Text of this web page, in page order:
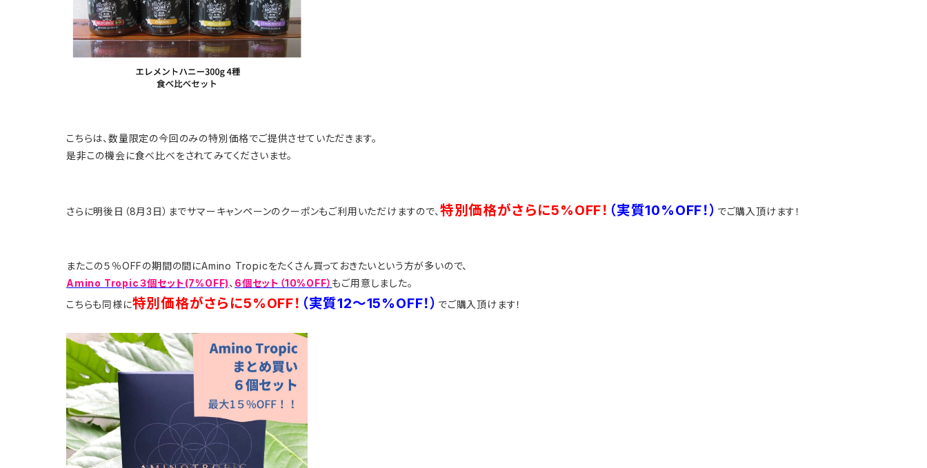
こちらは、数量限定の今回のみの特別価格でご提供させていただきます。
是非この機会に食べ比べをされてみてくださいませ。
さらに明後日（8月3日）までサマーキャンペーンのクーポンもご利用いただけますので、 特別価格がさらに5%OFF！ （実質10%OFF！） でご購入頂けます！
またこの５％OFFの期間の間にAmino Tropicをたくさん買っておきたいという方が多いので、
Amino Tropic３個セット(7%OFF)、 6個セット（10%OFF） もご用意しました。
こちらも同様に特別価格がさらに5%OFF！ （実質12～15%OFF！） でご購入頂けます！